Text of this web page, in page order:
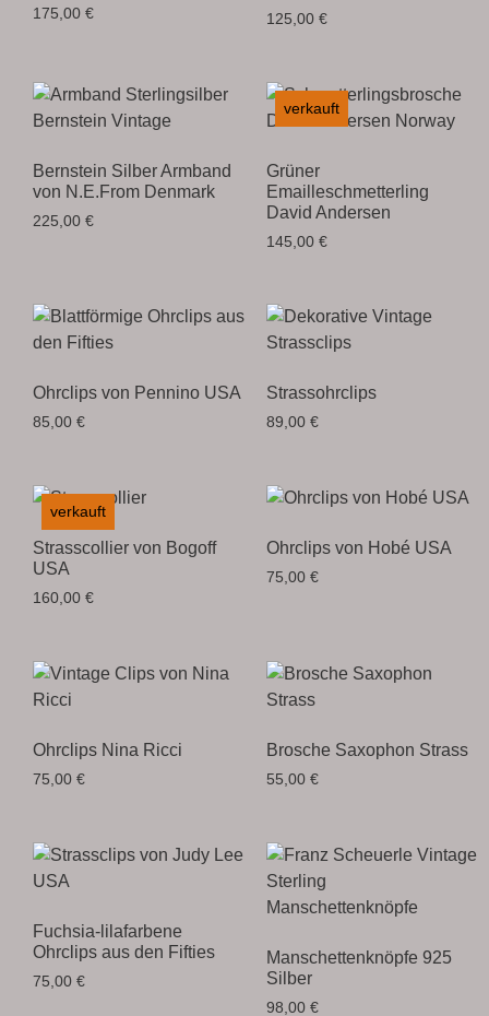
175,00 € 125,00 €
Bernstein Silber Armband
von N.E.From Denmark
225,00 €
verkauft
Grüner
Emailleschmetterling
David Andersen
145,00 €
Ohrclips von Pennino USA
85,00 €
Strassohrclips
89,00 €
verkauft
Strasscollier von Bogoff
USA
160,00 €
Ohrclips von Hobé USA
75,00 €
Ohrclips Nina Ricci
75,00 €
Brosche Saxophon Strass
55,00 €
Fuchsia-lilafarbene
Ohrclips aus den Fifties
75,00 €
Manschettenknöpfe 925
Silber
98,00 €